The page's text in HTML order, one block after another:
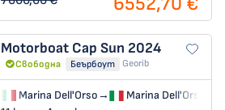
Motorboat Cap Sun 2024
Свободна Беърбоут Georib
Marina Dell'Orso→
Marina Dell'Orso